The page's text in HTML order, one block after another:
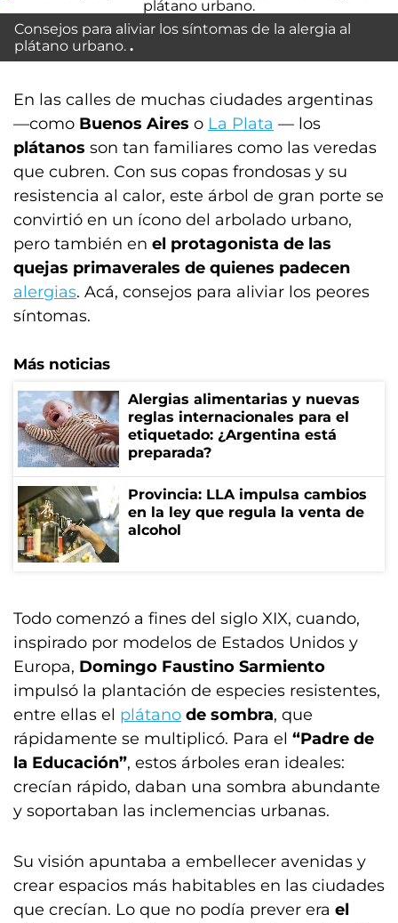
Consejos para aliviar los síntomas de la alergia al
plátano urbano.
En las calles de muchas ciudades argentinas
—como Buenos Aires o La Plata — los
plátanos son tan familiares como las veredas
que cubren. Con sus copas frondosas y su
resistencia al calor, este árbol de gran porte se
convirtió en un ícono del arbolado urbano,
pero también en el protagonista de las
quejas primaverales de quienes padecen
alergias. Acá, consejos para aliviar los peores
síntomas.
Más noticias
Alergias alimentarias y nuevas
reglas internacionales para el
etiquetado: ¿Argentina está
preparada?
Provincia: LLA impulsa cambios
en la ley que regula la venta de
alcohol
Todo comenzó a fines del siglo XIX, cuando,
inspirado por modelos de Estados Unidos y
Europa, Domingo Faustino Sarmiento
impulsó la plantación de especies resistentes,
entre ellas el plátano de sombra, que
rápidamente se multiplicó. Para el “Padre de
la Educación”, estos árboles eran ideales:
crecían rápido, daban una sombra abundante
y soportaban las inclemencias urbanas.
Su visión apuntaba a embellecer avenidas y
crear espacios más habitables en las ciudades
que crecían. Lo que no podía prever era el